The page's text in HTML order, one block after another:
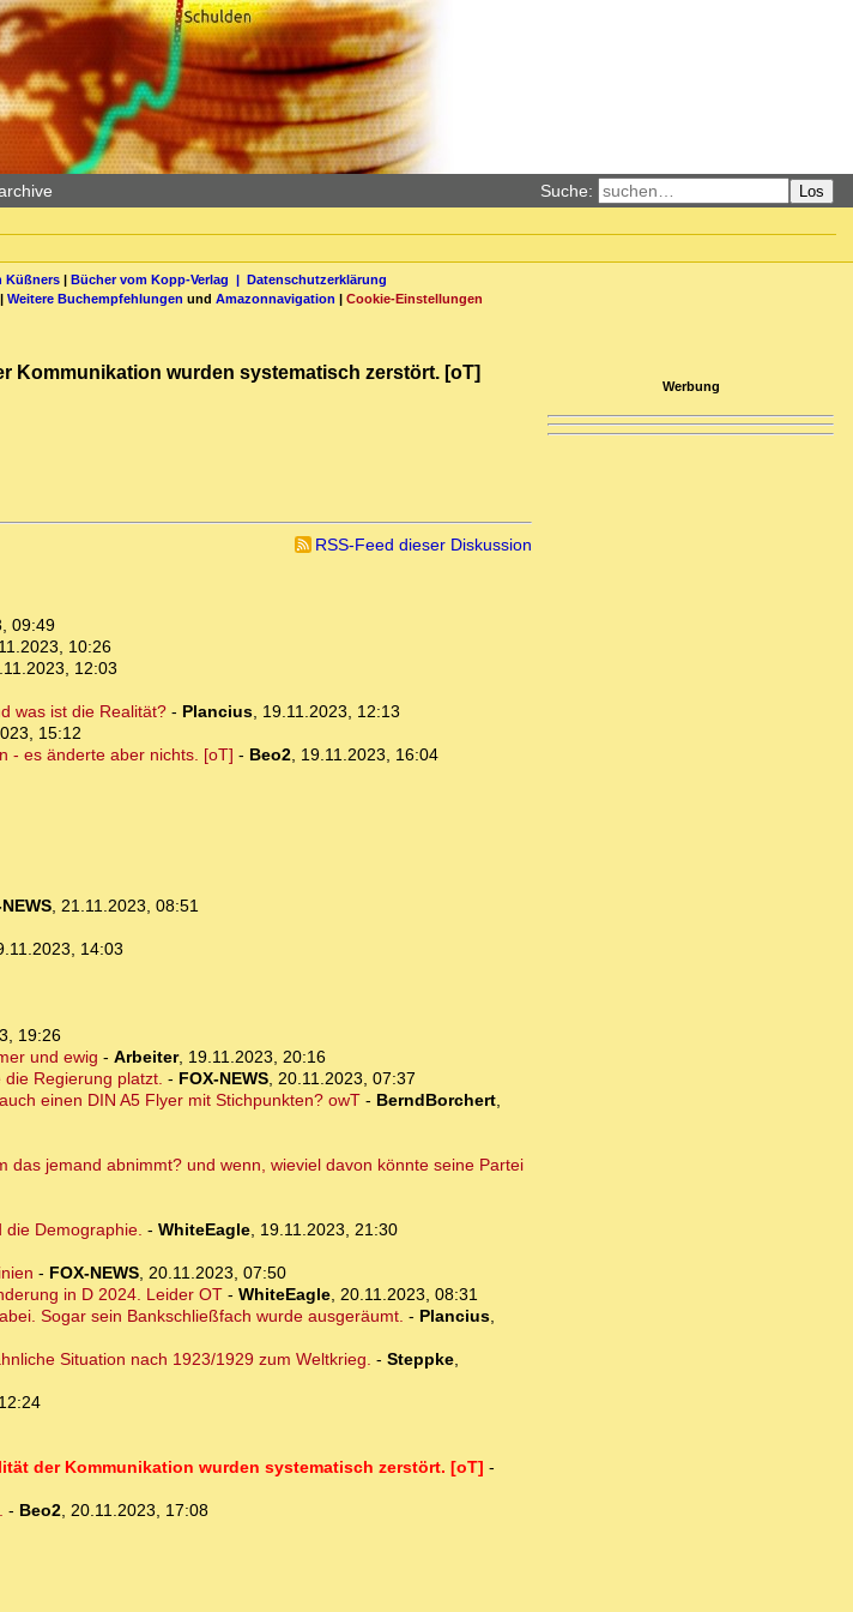
Suche: Los
Küßners| Bücher vom Kopp-Verlag | Datenschutzerklärung
Weitere Buchempfehlungen und Amazonnavigation | Cookie-Einstellungen
Kommunikation wurden systematisch zerstört. [oT]
RSS-Feed dieser Diskussion
09:49
10:26
12:03
was ist die Realität?- Plancius, 19.11.2023, 12:13
15:12
- es änderte aber nichts. [oT] - Beo2, 19.11.2023, 16:04
, 21.11.2023, 08:51
14:03
19:26
und ewig - Arbeiter, 19.11.2023, 20:16
Regierung platzt. - FOX-NEWS, 20.11.2023, 07:37
einen DIN A5 Flyer mit Stichpunkten? owT- BerndBorchert,
jemand abnimmt? und wenn, wieviel davon könnte seine Partei
die Demographie. - WhiteEagle, 19.11.2023, 21:30
- FOX-NEWS, 20.11.2023, 07:50
in D 2024. Leider OT- WhiteEagle, 20.11.2023, 08:31
Sogar sein Bankschließfach wurde ausgeräumt. - Plancius,
Situation nach 1923/1929 zum Weltkrieg. - Steppke,
der Kommunikation wurden systematisch zerstört. [oT] -
- Beo2, 20.11.2023, 17:08
Werbung